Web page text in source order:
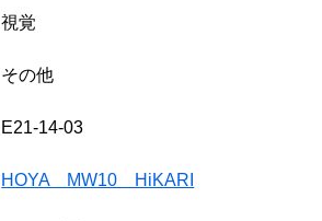
視覚
その他
E21-14-03
HOYA MW10 HiKARI